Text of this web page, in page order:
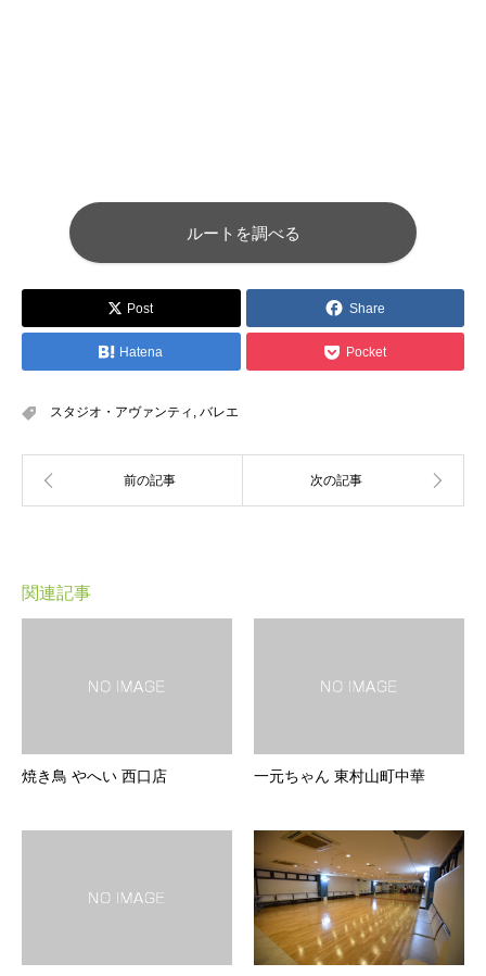
ルートを調べる
Post Share
Hatena Pocket
スタジオ・アヴァンティ , バレエ
関連記事
焼き鳥 やへい 西口店 一元ちゃん 東村山町中華